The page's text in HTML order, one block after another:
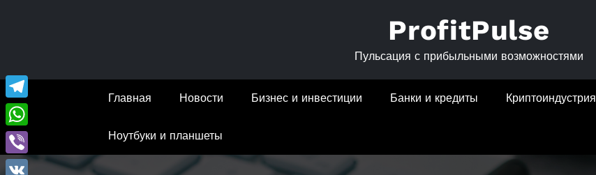
ProfitPulse
Пульсация с прибыльными возможностями
Главная Новости Бизнес и инвестиции Банки и кредиты Криптоиндустрия
Ноутбуки и планшеты
Telegram
WhatsApp
Viber